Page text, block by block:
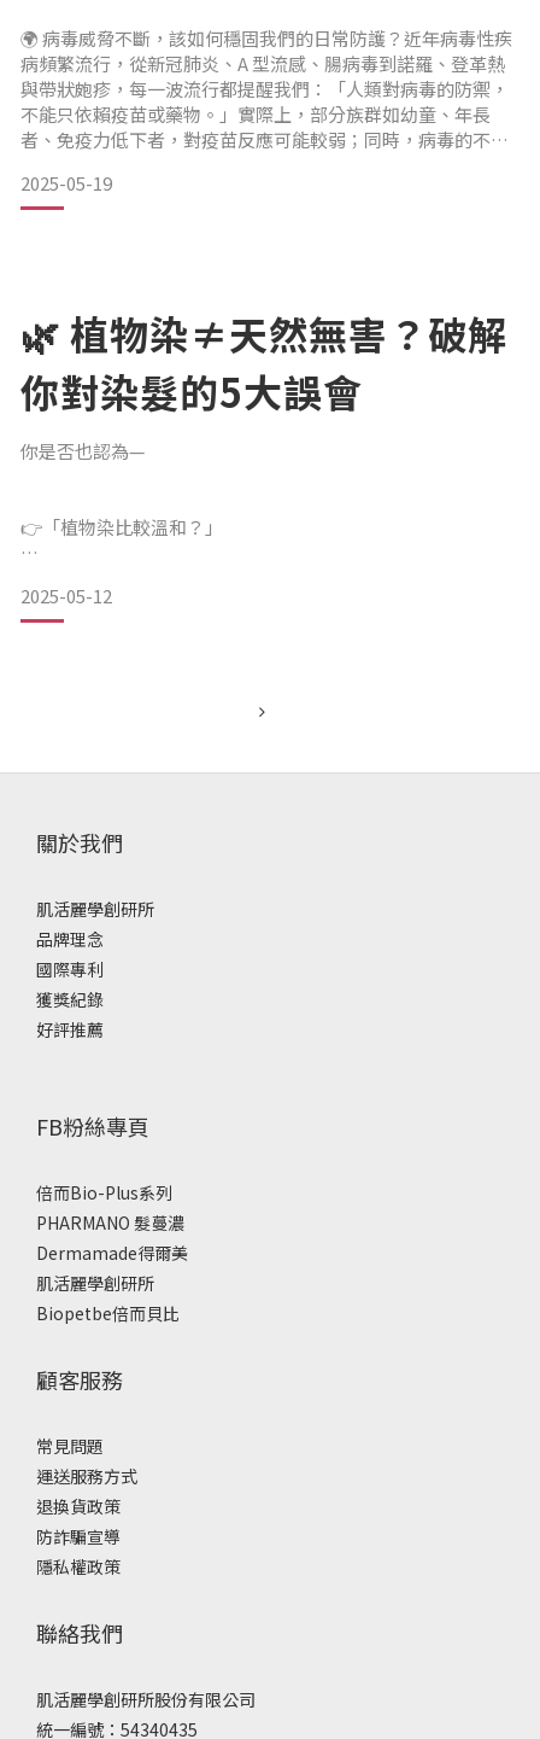
打不了、病毒變不停，我們
可以怎麼做？
🌍 病毒威脅不斷，該如何穩固我們的日常防護？近年病毒性疾
病頻繁流行，從新冠肺炎、A 型流感、腸病毒到諾羅、登革熱
與帶狀皰疹，每一波流行都提醒我們：「人類對病毒的防禦，
不能只依賴疫苗或藥物。」實際上，部分族群如幼童、年長
者、免疫力低下者，對疫苗反應可能較弱；同時，病毒的不斷
免疫功能、維持體內平衡，成為我們面對病毒時最根本的準
備。🔬 科學再度聚焦「乳鐵蛋白」的多重作用2024 年發表於
2025-05-19
🌿 植物染≠天然無害？破解
你對染髮的5大誤會
你是否也認為—
👉「植物染比較溫和？」
👉「天然染比較安全？」事實上，這些印象不一定正確。染髮
本身並不只是美觀問題，更關係到頭皮與毛囊的長期健康。以
所有染髮都需要化學反應來讓色素附著，否則根本染不上。市
售植物染多半含有金屬鹽、助染劑等化學成分。有些色素粒子
「植物染可以讓白髮變黑」
染劑只能遮蓋，不會改變毛囊內黑色素細胞的狀態。
2025-05-12
關於我們
肌活麗學創研所
品牌理念
國際專利
獲獎紀錄
好評推薦
FB粉絲專頁
倍而Bio-Plus系列
PHARMANO 髮蔓濃
Dermamade得爾美
肌活麗學創研所
Biopetbe倍而貝比
顧客服務
常見問題
運送服務方式
退換貨政策
防詐騙宣導
隱私權政策
聯絡我們
肌活麗學創研所股份有限公司
統一編號：54340435